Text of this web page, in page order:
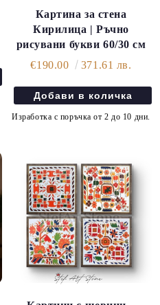
Картина за стена
Кирилица | Ръчно
рисувани букви 60/30 см
€190.00
371.61 лв.
Изработка с поръчка от 2 до 10 дни.